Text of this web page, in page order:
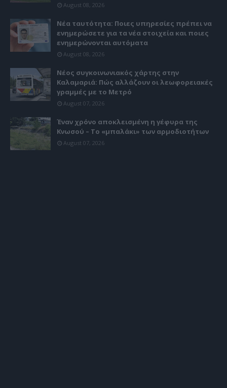
August 08, 2026
Νέα ταυτότητα: Ποιες υπηρεσίες πρέπει να
ενημερώσετε για τα νέα στοιχεία και ποιες
ενημερώνονται αυτόματα
August 08, 2026
Νέος συγκοινωνιακός χάρτης στην
Καλαμαριά: Πώς αλλάζουν οι λεωφορειακές
γραμμές με το Μετρό
August 07, 2026
Έναν χρόνο αποκλεισμένη η γέφυρα της
Κνωσού – Το «μπαλάκι» των αρμοδιοτήτων
August 07, 2026